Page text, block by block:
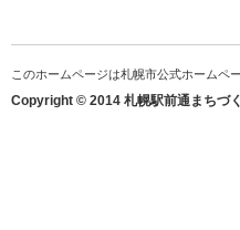
このホームページは札幌市公式ホームペ
Copyright © 2014 札幌駅前通まちづ